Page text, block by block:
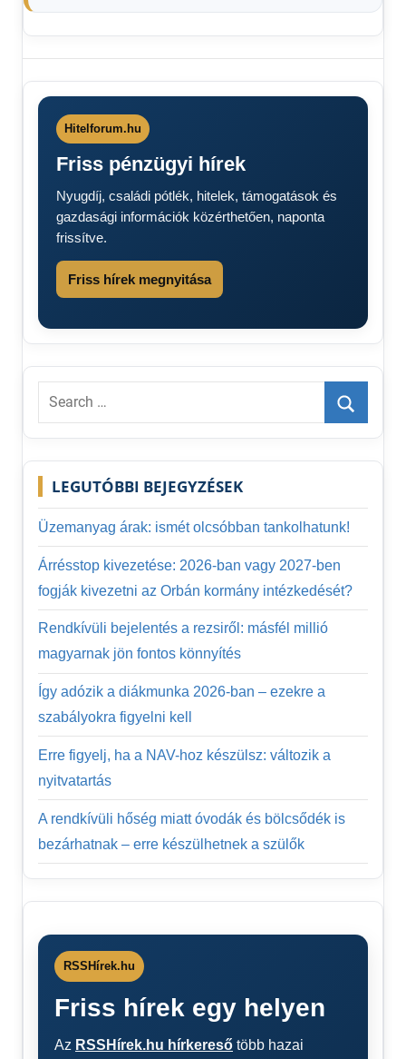
a
rezsiszámlák
MVM
rezsicsökkentés
Rezsicsökkentés
Hitelforum.hu
Friss pénzügyi hírek
Nyugdíj, családi pótlék, hitelek, támogatások és
gazdasági információk közérthetően, naponta
frissítve.
Friss hírek megnyitása
Search
Search
LEGUTÓBBI BEJEGYZÉSEK
Üzemanyag árak: ismét olcsóbban tankolhatunk!
Árrésstop kivezetése: 2026-ban vagy 2027-ben
fogják kivezetni az Orbán kormány intézkedését?
Rendkívüli bejelentés a rezsiről: másfél millió
magyarnak jön fontos könnyítés
Így adózik a diákmunka 2026-ban – ezekre a
szabályokra figyelni kell
Erre figyelj, ha a NAV-hoz készülsz: változik a
nyitvatartás
A rendkívüli hőség miatt óvodák és bölcsődék is
bezárhatnak – erre készülhetnek a szülők
RSSHírek.hu
Friss hírek egy helyen
Az RSSHírek.hu hírkereső több hazai